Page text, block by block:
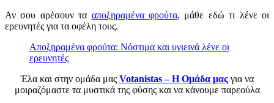
Αν σου αρέσουν τα αποξηραμένα φρούτα, μάθε εδώ τι λένε οι
ερευνητές για τα οφέλη τους.
Αποξηραμένα φρούτα: Νόστιμα και υγιεινά λένε οι
ερευνητές
Έλα και στην ομάδα μας Votanistas – Η Ομάδα μαςγια να
μοιραζόμαστε τα μυστικά της φύσης και να κάνουμε παρεούλα